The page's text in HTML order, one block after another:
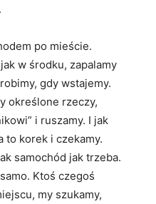
po mieście.
w środku, zapalamy
gdy wstajemy.
określone rzeczy,
i ruszamy. I jak
to korek i czekamy.
samochód jak trzeba.
Ktoś czegoś
my szukamy,